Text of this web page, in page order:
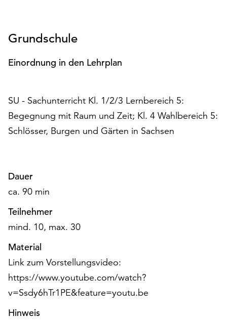
Grundschule
Einordnung in den Lehrplan
SU - Sachunterricht Kl. 1/2/3 Lernbereich 5:
Begegnung mit Raum und Zeit; Kl. 4 Wahlbereich 5:
Schlösser, Burgen und Gärten in Sachsen
Dauer
ca. 90 min
Teilnehmer
mind. 10, max. 30
Material
Link zum Vorstellungsvideo:
https://www.youtube.com/watch?
v=Ssdy6hTr1PE&feature=youtu.be
Hinweis